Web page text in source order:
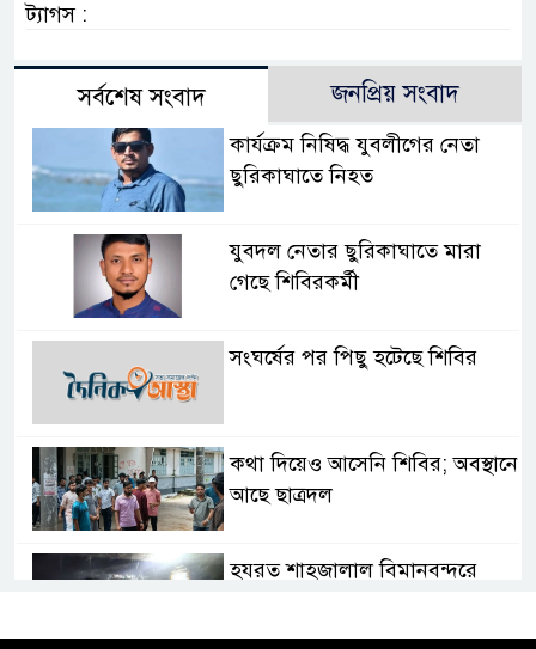
ট্যাগস :
সর্বশেষ সংবাদ জনপ্রিয় সংবাদ
কার্যক্রম নিষিদ্ধ যুবলীগের নেতা
ছুরিকাঘাতে নিহত
যুবদল নেতার ছুরিকাঘাতে মারা
গেছে শিবিরকর্মী
সংঘর্ষের পর পিছু হটেছে শিবির
কথা দিয়েও আসেনি শিবির; অবস্থানে
আছে ছাত্রদল
হযরত শাহজালাল বিমানবন্দরে